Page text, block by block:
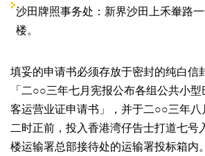
沙田牌照事务处：新界沙田上禾輋路
楼。
填妥的申请书必须存放于密封的纯白信
「二○○三年七月宪报公布各组公共小
客运营业证申请书」，并于二○○三年
二时正前，投入香港湾仔告士打道七号
楼运输署总部接待处的运输署投标箱内。